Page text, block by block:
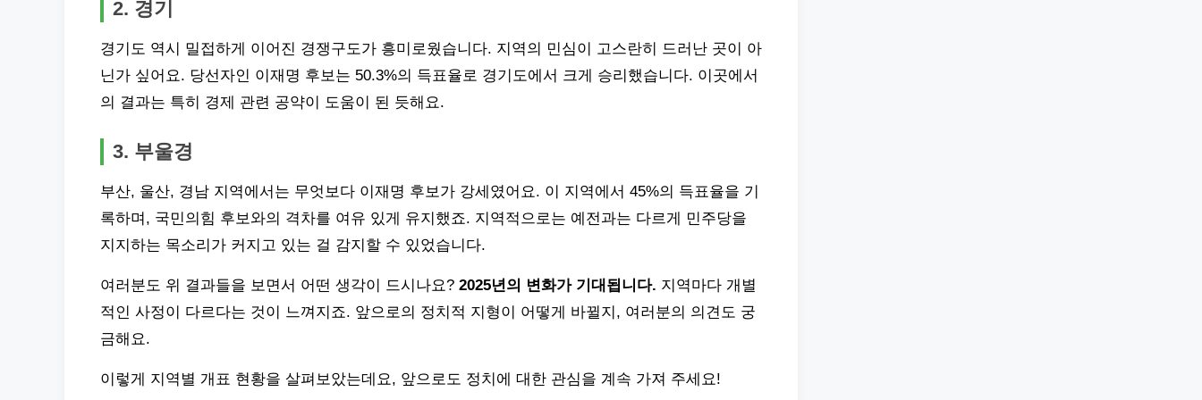
2. 경기
경기도 역시 밀접하게 이어진 경쟁구도가 흥미로웠습니다. 지역의 민심이 고스란히 드러난 곳이 아
닌가 싶어요. 당선자인 이재명 후보는 50.3%의 득표율로 경기도에서 크게 승리했습니다. 이곳에서
의 결과는 특히 경제 관련 공약이 도움이 된 듯해요.
3. 부울경
부산, 울산, 경남 지역에서는 무엇보다 이재명 후보가 강세였어요. 이 지역에서 45%의 득표율을 기
록하며, 국민의힘 후보와의 격차를 여유 있게 유지했죠. 지역적으로는 예전과는 다르게 민주당을
지지하는 목소리가 커지고 있는 걸 감지할 수 있었습니다.
여러분도 위 결과들을 보면서 어떤 생각이 드시나요? 2025년의 변화가 기대됩니다. 지역마다 개별
적인 사정이 다르다는 것이 느껴지죠. 앞으로의 정치적 지형이 어떻게 바뀔지, 여러분의 의견도 궁
금해요.
이렇게 지역별 개표 현황을 살펴보았는데요, 앞으로도 정치에 대한 관심을 계속 가져 주세요!